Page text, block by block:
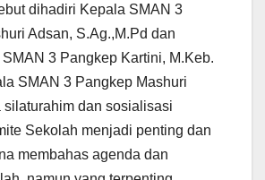
dihadiri Kepala SMAN 3
Adsan, S.Ag.,M.Pd dan
3 Pangkep Kartini, M.Keb.
SMAN 3 Pangkep Mashuri
silaturahim dan sosialisasi
Sekolah menjadi penting dan
membahas agenda dan